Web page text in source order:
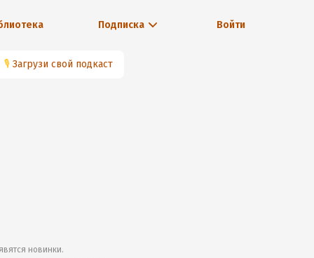
Подписка Войти
🎙 Загрузи свой подкаст
новинки.